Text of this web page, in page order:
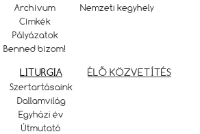
Archívum
Címkék
Pályázatok
Benned bízom!
Nemzeti kegyhely
LITURGIA
Szertartásaink
Dallamvilág
Egyházi év
Útmutató
ÉLŐ KÖZVETÍTÉS